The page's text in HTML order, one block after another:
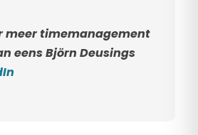
meer timemanagement
eens Björn Deusings